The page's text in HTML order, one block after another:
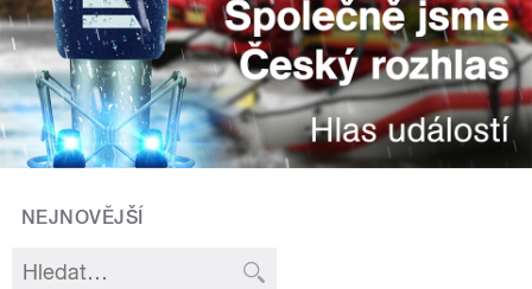
NEJNOVĚJŠÍ